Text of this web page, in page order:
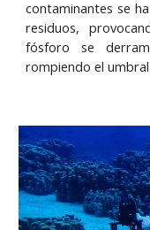
contaminantes se
residuos,
fósforo se
rompiendo el